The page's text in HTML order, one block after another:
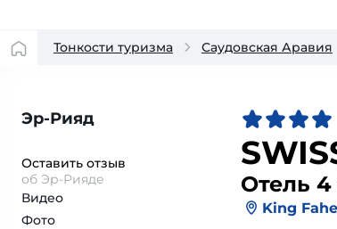
Тонкости туризма Саудовская Аравия
Эр-Рияд
Оставить отзыв
об Эр-Рияде
Видео
Фото
Отель
King